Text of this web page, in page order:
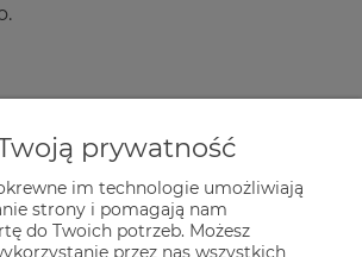
prywatność
im technologie umożliwiają
strony i pomagają nam
do Twoich potrzeb. Możesz
przez nas wszystkich